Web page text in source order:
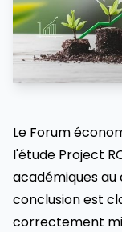
Le Forum
l'étude Project
académiques au
conclusion est
correctement